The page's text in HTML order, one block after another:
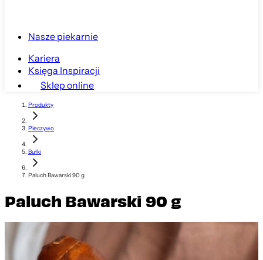
Nasze piekarnie
Kariera
Księga Inspiracji
Sklep online
Produkty
Pieczywo
Bułki
Paluch Bawarski 90 g
Paluch Bawarski 90 g